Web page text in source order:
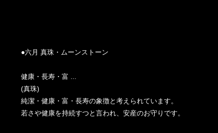
●六月 真珠・ムーンストーン
健康・長寿・富 ...
(真珠)
純潔・健康・富・長寿の象徴と考えられています。
若さや健康を持続すつと言われ、安産のお守りです。